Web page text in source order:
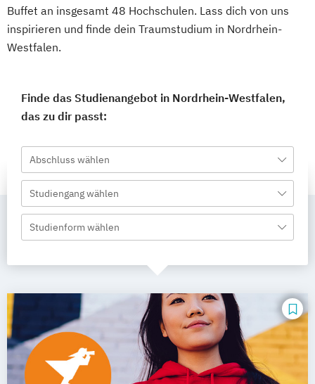
Buffet an insgesamt 48 Hochschulen. Lass dich von uns
inspirieren und finde dein Traumstudium in Nordrhein-
Westfalen.
Finde das Studienangebot in Nordrhein-Westfalen,
das zu dir passt:
Abschluss wählen
Studiengang wählen
Studienform wählen